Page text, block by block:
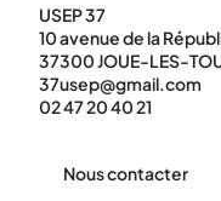
USEP 37
10 avenue de la
37300 JOUE-LES-
37usep@gmail.com
02 47 20 40 21
Nous contacter